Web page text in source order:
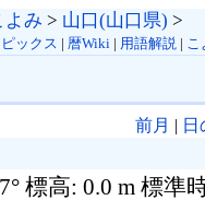
よみ > 山口(山口県) >
ピックス | 暦Wiki| 用語解説| こ
前月 |
標高: 0.0 m 標準